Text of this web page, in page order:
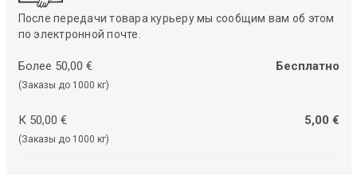
После передачи товара курьеру мы сообщим вам об этом
по электронной почте.
Более 50,00 €
(Заказы до 1000 кг)
Бесплатно
К 50,00 €
(Заказы до 1000 кг)
5,00 €